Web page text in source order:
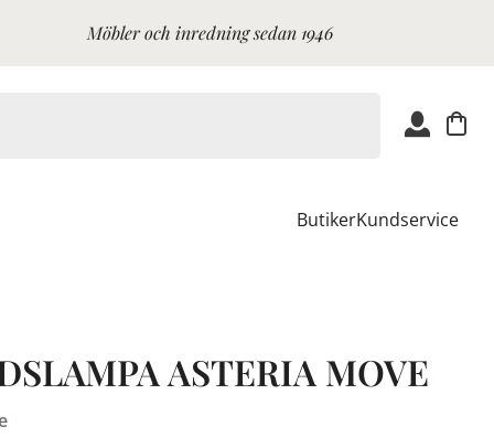
Möbler och inredning sedan 1946
ButikerKundservice
ASTERIA MOVE